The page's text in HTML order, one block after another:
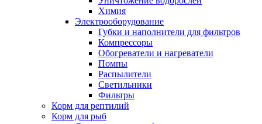
Химия
Электрооборудование
Губки и наполнители для фильтров
Компрессоры
Обогреватели и нагреватели
Помпы
Распылители
Светильники
Фильтры
Корм для рептилий
Корм для рыб